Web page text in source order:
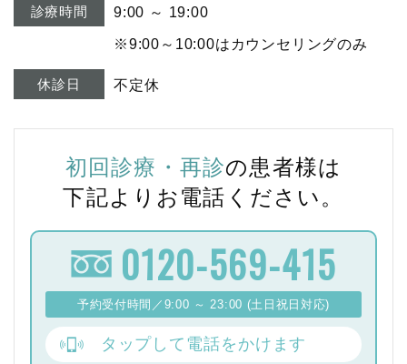
診療時間 9:00 ～ 19:00
※9:00～10:00はカウンセリングのみ
休診日 不定休
初回診療・再診の患者様は
下記よりお電話ください。
0120-569-415
予約受付時間／9:00 ～ 23:00 (土日祝日対応)
タップして電話をかけます